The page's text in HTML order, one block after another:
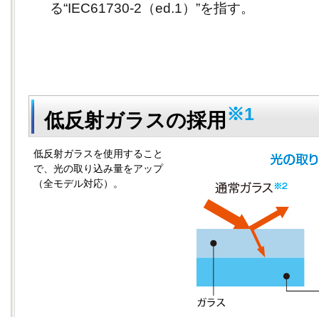
る“IEC61730-2（ed.1）”を指す。
低反射ガラスの採用 ※1
低反射ガラスを使用すること
で、光の取り込み量をアップ
（全モデル対応）。